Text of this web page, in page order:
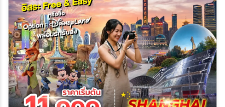
29 ต.ค. 69 - 02 พ.ย. 69
02 พ.ย. 69 - 06 พ.ย. 69
04 พ.ย. 69 - 08 พ.ย. 69
09 พ.ย. 69 - 13 พ.ย. 69
11 พ.ย. 69 - 15 พ.ย. 69
16 พ.ย. 69 - 20 พ.ย. 69
18 พ.ย. 69 - 22 พ.ย. 69
23 พ.ย. 69 - 27 พ.ย. 69
25 พ.ย. 69 - 29 พ.ย. 69
30 พ.ย. 69 - 04 ธ.ค. 69
02 ธ.ค. 69 - 06 ธ.ค. 69
07 ธ.ค. 69 - 11 ธ.ค. 69
09 ธ.ค. 69 - 13 ธ.ค. 69
14 ธ.ค. 69 - 18 ธ.ค. 69
16 ธ.ค. 69 - 20 ธ.ค. 69
21 ธ.ค. 69 - 25 ธ.ค. 69
23 ธ.ค. 69 - 27 ธ.ค. 69
28 ธ.ค. 69 - 01 ม.ค. 70
30 ธ.ค. 69 - 03 ม.ค. 70